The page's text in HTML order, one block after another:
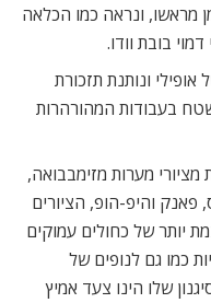
מראשו, ונראה כמו הכלאה
בובת וודו.
ונותנת תזכורת
בעבודות המהורהרות
מערות מזימבבואה,
פאנק והיפ-הופ, הציורים
יותר של כחולים עמוקים
כמו גם לנופים של
שלו הינו צעד אמיץ